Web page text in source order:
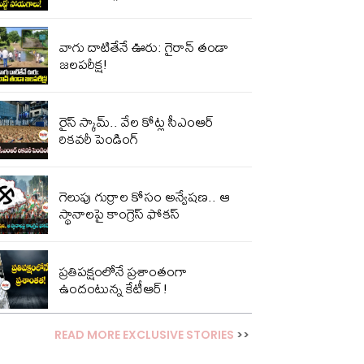
వాగు దాటితేనే ఊరు: గైరాన్ తండా
జలపరీక్ష!
రైస్ స్కామ్.. వేల కోట్ల‌ సీఎంఆర్
రికవరీ పెండింగ్
గెలుపు గుర్రాల కోసం అన్వేషణ.. ఆ
స్థానాలపై కాంగ్రెస్ ఫోకస్
ప్ర‌తిప‌క్షంలోనే ప్ర‌శాంతంగా
ఉందంటున్న కేటీఆర్!
READ MORE EXCLUSIVE STORIES >>